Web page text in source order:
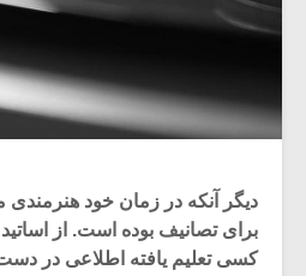
برای تصانیف بوده است. از
کسی تعلیم یافته اطلاعی در